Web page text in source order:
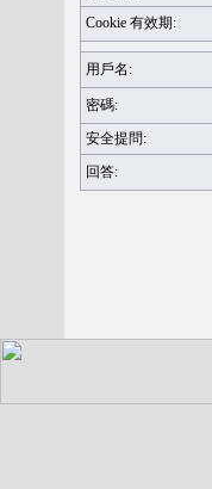
Cookie 有效期:
用戶名:
密碼:
安全提問:
回答: